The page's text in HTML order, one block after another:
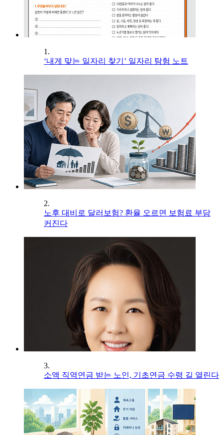
1.
‘내게 맞는 일자리 찾기’ 일자리 탐험 노트
2.
노후 대비로 달러보험? 환율 오르면 보험료 부담
커진다
3.
소액 직역연금 받는 노인, 기초연금 수령 길 열린다